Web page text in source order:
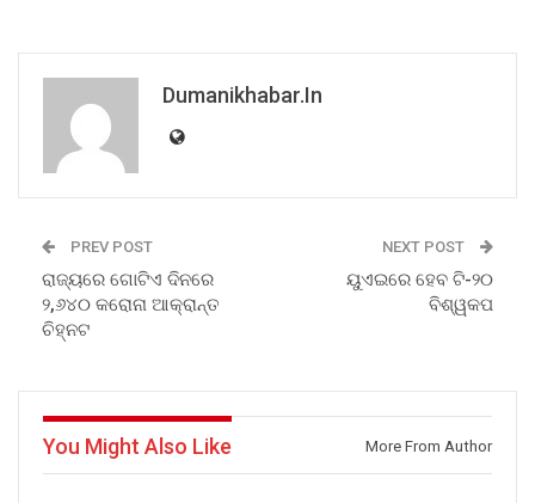
Dumanikhabar.in
PREV POST
ରାଜ୍ୟରେ ଗୋଟିଏ ଦିନରେ
୨,୬୪୦ କରୋନା ଆକ୍ରାନ୍ତ
ଚିହ୍ନଟ
NEXT POST
ୟୁଏଇରେ ହେବ ଟି-୨୦
ବିଶ୍ୱକପ
You Might Also Like More From Author